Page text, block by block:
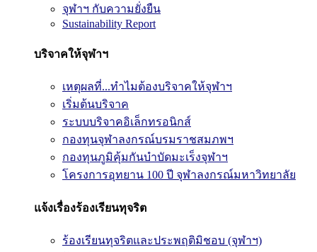
จุฬาฯ กับความยั่งยืน
Sustainability Report
บริจาคให้จุฬาฯ
เหตุผลที่...ทำไมต้องบริจาคให้จุฬาฯ
เริ่มต้นบริจาค
ระบบบริจาคอิเล็กทรอนิกส์
กองทุนจุฬาลงกรณ์บรมราชสมภพฯ
กองทุนภูมิคุ้มกันบำบัดมะเร็งจุฬาฯ
โครงการอุทยาน 100 ปี จุฬาลงกรณ์มหาวิทยาลัย
แจ้งเรื่องร้องเรียนทุจริต
ร้องเรียนทุจริตและประพฤติมิชอบ (จุฬาฯ)